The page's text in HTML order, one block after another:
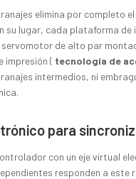
elimina por completo
su lugar, cada plataforma de
servomotor de alto par
impresión ( tecnología de
intermedios, ni
para
con un eje virtual
responden a este